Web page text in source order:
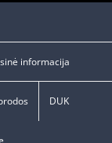
informacija
DUK